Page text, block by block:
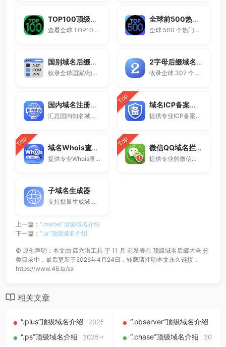
TOP100顶级域名后缀排名榜
查看全球 TOP100 域名后缀。
全球前500热门域名后缀排行
全球 500 个热门域名后缀排名，展示注册量排行、是否可备案、适用范围与用途简介，帮助企业与个人在 2025 年快速选择合适的顶级域名。
国别域名后缀大全
收录全球国家/地区代码顶级域名。
2字母后缀域名大全
收录全球 307 个两字符域名后缀。
国内域名注册商大全
汇总国内知名域名注册商与服务平台。
Top 域名ICP备案查询
提供专业ICP备案查询与网站备案信息查询服务，支持域名备案号查询、网站是否备案检测及备案信息快速获取，适用于站长工具、域名检测与SEO分析。
Top 域名Whois查询工具
提供专业Whois查询与域名信息查询服务，支持查询域名注册信息、注册商、到期时间及DNS记录，适用于域名检测、SEO分析及站长工具使用。
Top 微信QQ域名拦截检测
提供专业的微信拦截检测、QQ拦截检测、域名被墙检测服务，一键查询网站是否被封、被拦截或被限制访问。
子域名生成器
支持批量生成域名与泛解析子域名，适用于站群部署、SEO测试与开发环境使用。
上一篇： “.mattel”顶级域名介绍
下一篇： “.la”顶级域名介绍
© 原创声明：本文由 四六啦工具 于 11 月 前发表在 顶级域名后缀大全 分
类目录中，最后更新于2026年4月24日，转载请注明本文永久链接：
https://www.46.la/sx
相关文章
“.plus”顶级域名介绍 2025-09-01 “.observer”顶级域名介绍
“.ps”顶级域名介绍 2025-09-01 “.chase”顶级域名介绍 2025-